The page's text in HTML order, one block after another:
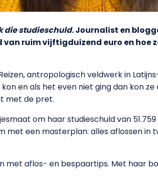
die studieschuld. Journalist en
ruim vijftigduizend euro en hoe
antropologisch veldwerk in
en als het even niet ging dan kon
met de pret.
om haar studieschuld van
met een masterplan: alles aflossen in
met aflos- en bespaartips. Met haar